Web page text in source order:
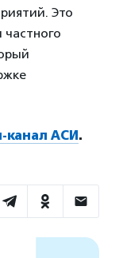
Это
частного
канал АСИ .